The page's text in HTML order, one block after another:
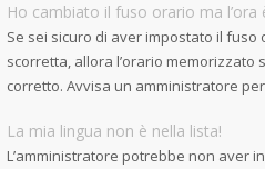
Ho cambiato il fuso orario ma l’ora
Se sei sicuro di aver impostato il fuso
scorretta, allora l’orario memorizzato
corretto. Avvisa un amministratore
La mia lingua non è nella lista!
L’amministratore potrebbe non aver